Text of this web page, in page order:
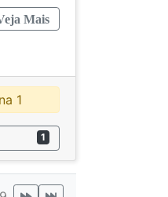
Mais
1
1